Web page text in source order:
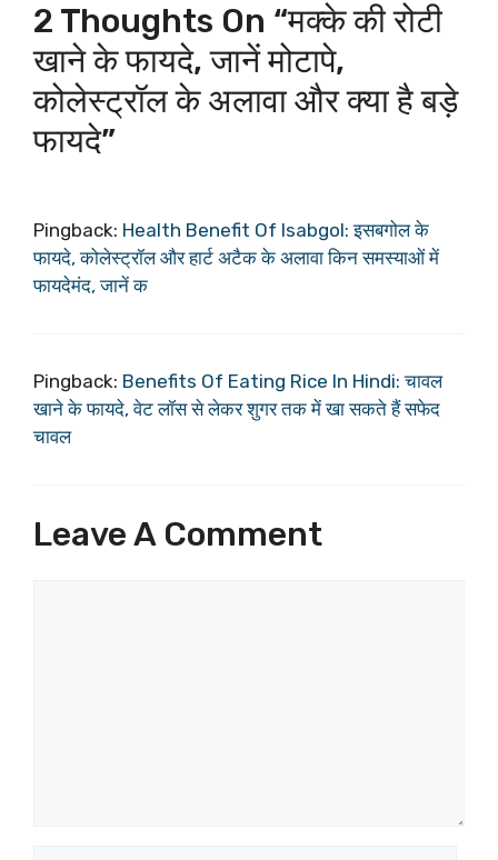
2 Thoughts On “मक्के की रोटी
खाने के फायदे, जानें मोटापे,
कोलेस्ट्रॉल के अलावा और क्या है बड़े
फायदे”
Pingback: Health Benefit Of Isabgol: इसबगोल के
फायदे, कोलेस्ट्रॉल और हार्ट अटैक के अलावा किन समस्याओं में
फायदेमंद, जानें क
Pingback: Benefits Of Eating Rice In Hindi: चावल
खाने के फायदे, वेट लॉस से लेकर शुगर तक में खा सकते हैं सफेद
चावल
Leave A Comment